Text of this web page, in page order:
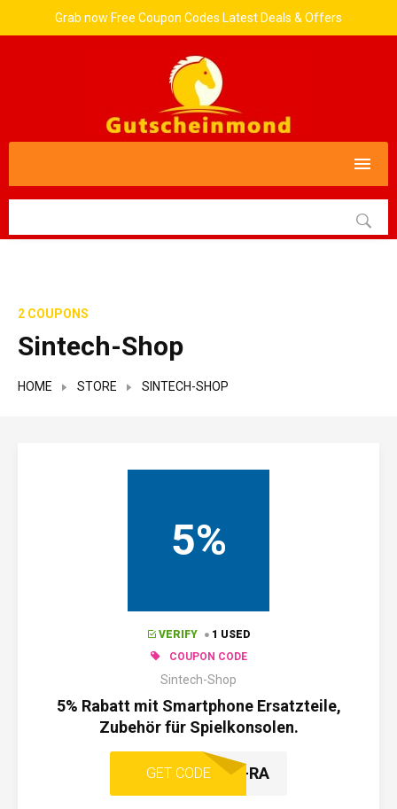
Grab now Free Coupon Codes Latest Deals & Offers
2 COUPONS
Sintech-Shop
HOME STORE SINTECH-SHOP
5%
VERIFY
1 USED
COUPON CODE
Sintech-Shop
5% Rabatt mit Smartphone Ersatzteile,
Zubehör für Spielkonsolen.
GET CODE
SINTECH-RA